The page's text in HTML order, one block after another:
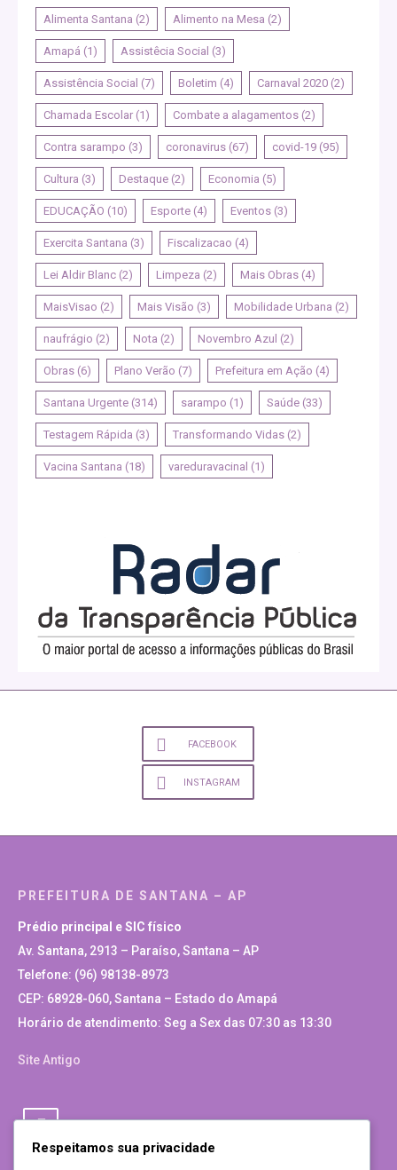
Alimenta Santana (2) Alimento na Mesa (2)
Amapá (1) Assistêcia Social (3)
Assistência Social (7) Boletim (4) Carnaval 2020 (2)
Chamada Escolar (1) Combate a alagamentos (2)
Contra sarampo (3) coronavirus (67) covid-19 (95)
Cultura (3) Destaque (2) Economia (5)
EDUCAÇÃO (10) Esporte (4) Eventos (3)
Exercita Santana (3) Fiscalizacao (4)
Lei Aldir Blanc (2) Limpeza (2) Mais Obras (4)
MaisVisao (2) Mais Visão (3) Mobilidade Urbana (2)
naufrágio (2) Nota (2) Novembro Azul (2)
Obras (6) Plano Verão (7) Prefeitura em Ação (4)
Santana Urgente (314) sarampo (1) Saúde (33)
Testagem Rápida (3) Transformando Vidas (2)
Vacina Santana (18) vareduravacinal (1)
FACEBOOK
INSTAGRAM
PREFEITURA DE SANTANA – AP
Prédio principal e SIC físico
Av. Santana, 2913 – Paraíso, Santana – AP
Telefone: (96) 98138-8973
CEP: 68928-060, Santana – Estado do Amapá
Horário de atendimento: Seg a Sex das 07:30 as 13:30
Site Antigo
Respeitamos sua privacidade